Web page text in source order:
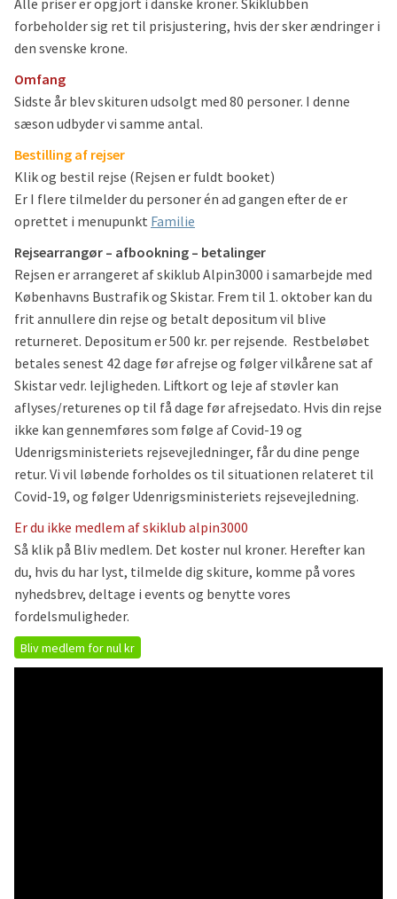
forbeholder sig ret til prisjustering, hvis der sker ændringer i
den svenske krone.
Omfang
Sidste år blev skituren udsolgt med 80 personer. I denne
sæson udbyder vi samme antal.
Bestilling af rejser
Klik og bestil rejse (Rejsen er fuldt booket)
Er I flere tilmelder du personer én ad gangen efter de er
oprettet i menupunkt Familie
Rejsearrangør – afbookning – betalinger
Rejsen er arrangeret af skiklub Alpin3000 i samarbejde med
Københavns Bustrafik og Skistar. Frem til 1. oktober kan du
frit annullere din rejse og betalt depositum vil blive
returneret. Depositum er 500 kr. per rejsende. Restbeløbet
betales senest 42 dage før afrejse og følger vilkårene sat af
Skistar vedr. lejligheden. Liftkort og leje af støvler kan
aflyses/returenes op til få dage før afrejsedato. Hvis din rejse
ikke kan gennemføres som følge af Covid-19 og
Udenrigsministeriets rejsevejledninger, får du dine penge
retur. Vi vil løbende forholdes os til situationen relateret til
Covid-19, og følger Udenrigsministeriets rejsevejledning.
Er du ikke medlem af skiklub alpin3000
Så klik på Bliv medlem. Det koster nul kroner. Herefter kan
du, hvis du har lyst, tilmelde dig skiture, komme på vores
nyhedsbrev, deltage i events og benytte vores
fordelsmuligheder.
Bliv medlem for nul kr